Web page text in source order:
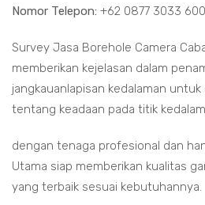
Nomor Telepon: +62 0877 3033
Survey Jasa Borehole Camera
memberikan kejelasan dalam
jangkauanlapisan kedalaman
tentang keadaan pada titik
dengan tenaga profesional dan
Utama siap memberikan kualitas
yang terbaik sesuai kebutuhannya.